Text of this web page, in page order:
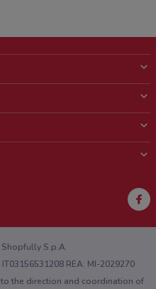
la aplicación?
S.p.A.
REA: MI-2029270
the direction and coordination of